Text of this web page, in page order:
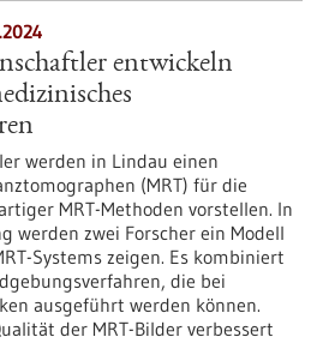
entwickeln
werden in Lindau einen
(MRT) für die
MRT-Methoden vorstellen. In
werden zwei Forscher ein Modell
Systems zeigen. Es kombiniert
die bei
ausgeführt werden können.
der MRT-Bilder verbessert